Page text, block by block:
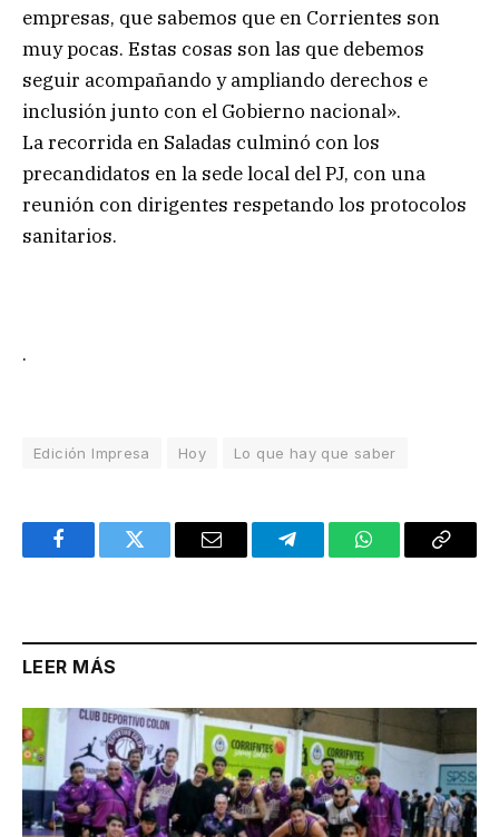
empresas, que sabemos que en Corrientes son
muy pocas. Estas cosas son las que debemos
seguir acompañando y ampliando derechos e
inclusión junto con el Gobierno nacional».
La recorrida en Saladas culminó con los
precandidatos en la sede local del PJ, con una
reunión con dirigentes respetando los protocolos
sanitarios.
.
Edición Impresa Hoy Lo que hay que saber
FacebookTwitter Email TelegramWhatsAppCopy
LEER MÁS